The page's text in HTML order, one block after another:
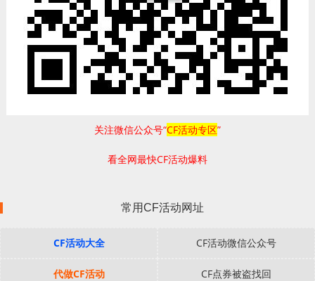
关注微信公众号“CF活动专区”
看全网最快CF活动爆料
常用CF活动网址
CF活动大全 CF活动微信公众号
代做CF活动 CF点券被盗找回